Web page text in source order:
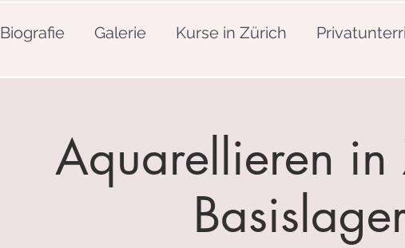
Biografie Galerie Kurse in Zürich
Aquarellieren in